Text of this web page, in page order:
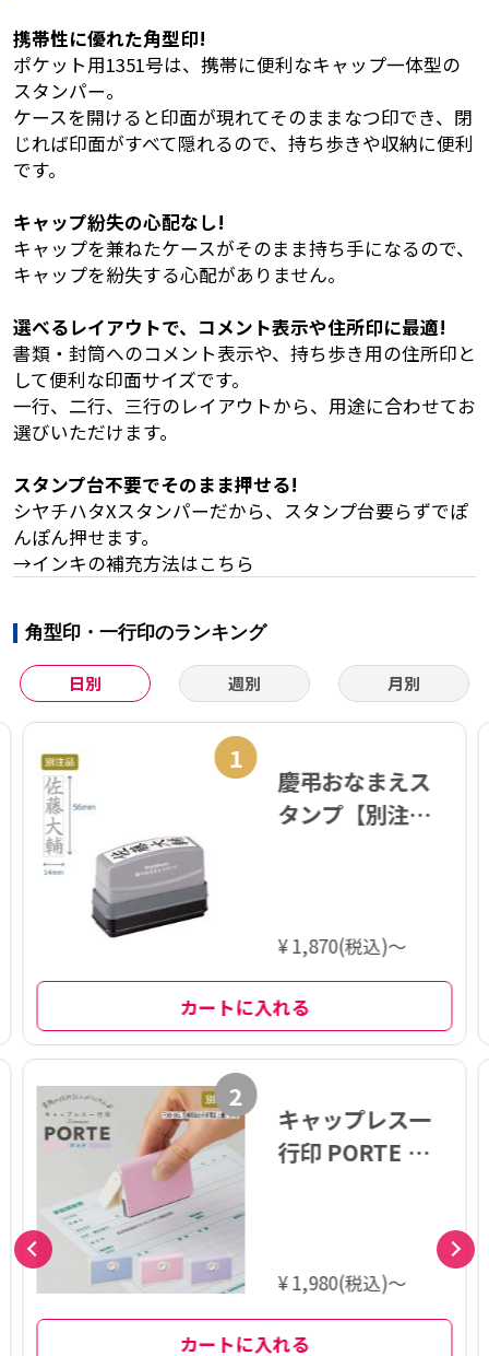
携帯性に優れた角型印!
ポケット用1351号は、携帯に便利なキャップ一体型の
スタンパー。
ケースを開けると印面が現れてそのままなつ印でき、閉
じれば印面がすべて隠れるので、持ち歩きや収納に便利
です。
キャップ紛失の心配なし!
キャップを兼ねたケースがそのまま持ち手になるので、
キャップを紛失する心配がありません。
選べるレイアウトで、コメント表示や住所印に最適!
書類・封筒へのコメント表示や、持ち歩き用の住所印と
して便利な印面サイズです。
一行、二行、三行のレイアウトから、用途に合わせてお
選びいただけます。
スタンプ台不要でそのまま押せる!
シヤチハタXスタンパーだから、スタンプ台要らずでぽ
んぽん押せます。
→インキの補充方法はこちら
角型印・一行印のランキング
日別 週別 月別
1
慶弔おなまえス
タンプ【別注
¥ 1,870(税込)～
カートに入れる
2
キャップレス一
行印 PORTE ポル
¥ 1,980(税込)～
カートに入れる